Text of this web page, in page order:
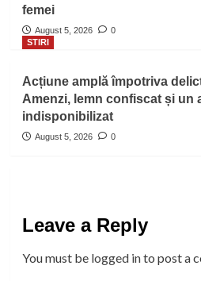
femei
August 5, 2026
0
STIRI
Acțiune amplă împotriva
Amenzi, lemn confiscat și un
indisponibilizat
August 5, 2026 0
Leave a Reply
You must be logged into post a